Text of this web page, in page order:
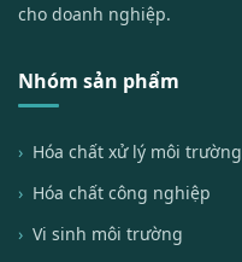
cho doanh nghiệp.
Nhóm sản phẩm
Hóa chất xử lý môi trường
Hóa chất công nghiệp
Vi sinh môi trường